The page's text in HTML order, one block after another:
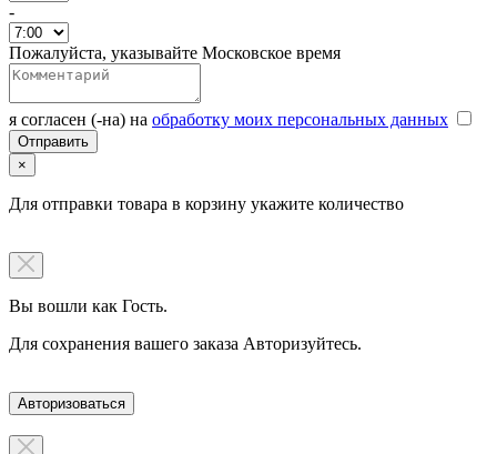
-
Пожалуйста, указывайте Московское время
я согласен (-на) на обработку моих персональных данных
×
Для отправки товара в корзину укажите количество
Вы вошли как Гость.
Для сохранения вашего заказа Авторизуйтесь.
Авторизоваться